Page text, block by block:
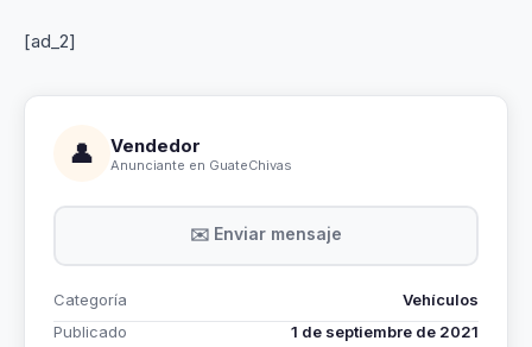
[ad_2]
👤 Vendedor
Anunciante en GuateChivas
✉️ Enviar mensaje
Categoría
Vehículos
Publicado
1 de septiembre de 2021